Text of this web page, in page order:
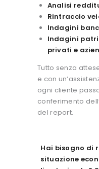
Analisi
Rintraccio
Indagini
Indagini
privati e
Tutto senza
e con
ogni cliente
conferimento
del report.
Hai bisogno di
situazione